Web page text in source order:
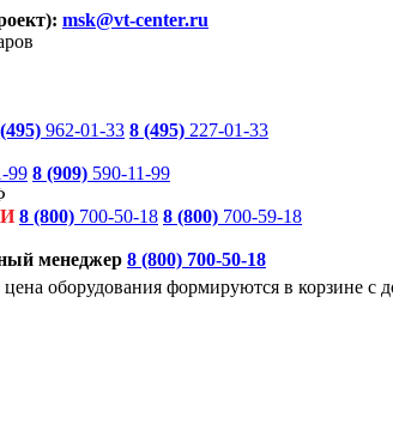
msk@vt-center.ru
962-01-33 8 (495) 227-01-33
99 8 (909) 590-11-99
8 (800) 700-50-18 8 (800) 700-59-18
менеджер 8 (800) 700-50-18
цена оборудования формируются в корзине с